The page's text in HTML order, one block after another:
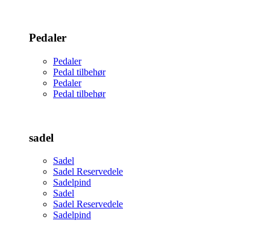
Pedaler
Pedaler
Pedal tilbehør
Pedaler
Pedal tilbehør
sadel
Sadel
Sadel Reservedele
Sadelpind
Sadel
Sadel Reservedele
Sadelpind